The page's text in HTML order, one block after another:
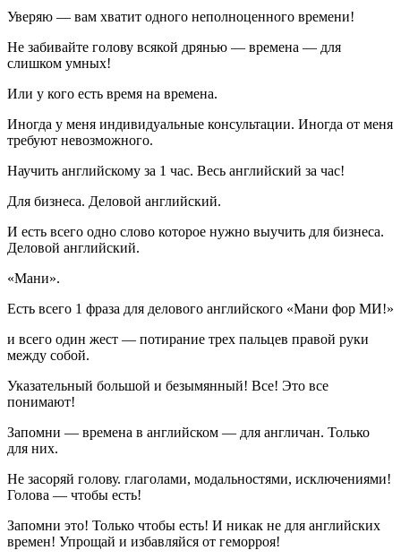
Уверяю — вам хватит одного неполноценного времени!
Не забивайте голову всякой дрянью — времена — для
слишком умных!
Или у кого есть время на времена.
Иногда у меня индивидуальные консультации. Иногда от меня
требуют невозможного.
Научить английскому за 1 час. Весь английский за час!
Для бизнеса. Деловой английский.
И есть всего одно слово которое нужно выучить для бизнеса.
Деловой английский.
«Мани».
Есть всего 1 фраза для делового английского «Мани фор МИ!»
и всего один жест — потирание трех пальцев правой руки
между собой.
Указательный большой и безымянный! Все! Это все
понимают!
Запомни — времена в английском — для англичан. Только
для них.
Не засоряй голову. глаголами, модальностями, исключениями!
Голова — чтобы есть!
Запомни это! Только чтобы есть! И никак не для английских
времен! Упрощай и избавляйся от геморроя!